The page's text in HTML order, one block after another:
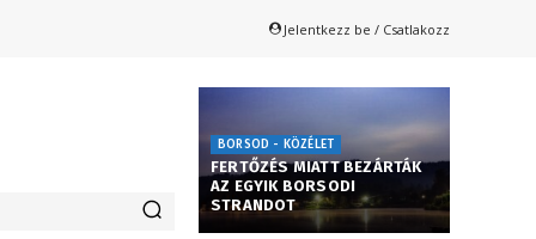
Jelentkezz be / Csatlakozz
BORSOD - KÖZÉLET
FERTŐZÉS MIATT BEZÁRTÁK
AZ EGYIK BORSODI
STRANDOT